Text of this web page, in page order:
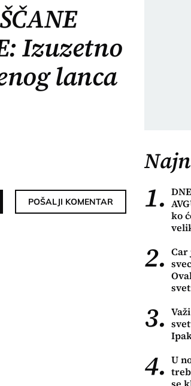
Izuzetno
lanca
POŠALJI KOMENTAR 1. ko
2. Car
3.
4. U